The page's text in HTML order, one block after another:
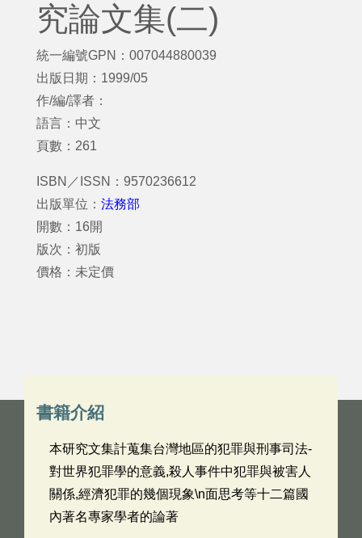
究論文集(二)
統一編號GPN：007044880039
出版日期：1999/05
作/編/譯者：
語言：中文
頁數：261
ISBN／ISSN：9570236612
出版單位： 法務部
開數：16開
版次：初版
價格：未定價
書籍介紹
本研究文集計蒐集台灣地區的犯罪與刑事司法-
對世界犯罪學的意義,殺人事件中犯罪與被害人
關係,經濟犯罪的幾個現象\n面思考等十二篇國
內著名專家學者的論著